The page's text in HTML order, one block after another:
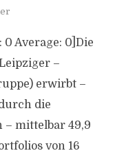
Average: 0]Die
–
erwirbt –
die
– mittelbar 49,9
von 16